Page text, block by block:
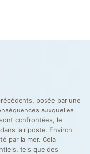
posée par une
auxquelles
confrontées, le
la riposte. Environ
par la mer. Cela
tels que des